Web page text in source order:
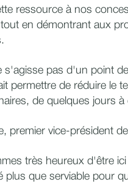
ressource à nos
en démontrant aux
s'agisse pas d'un point
permettre de réduire le
de quelques jours
premier vice-président
très heureux d'être
plus que serviable pour